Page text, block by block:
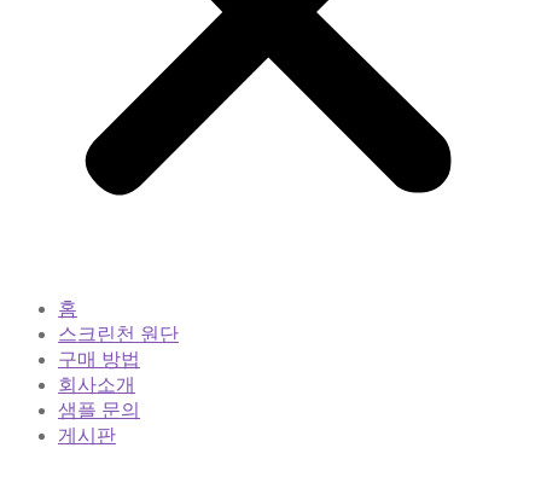
홈
스크린천 원단
구매 방법
회사소개
샘플 문의
게시판